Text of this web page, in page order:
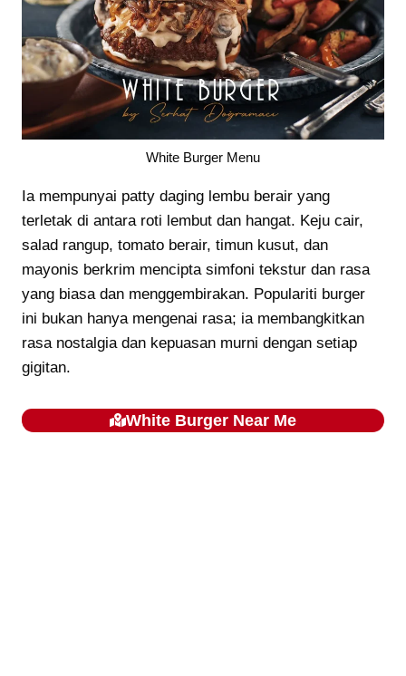
White Burger Menu
Ia mempunyai patty daging lembu berair yang
terletak di antara roti lembut dan hangat. Keju cair,
salad rangup, tomato berair, timun kusut, dan
mayonis berkrim mencipta simfoni tekstur dan rasa
yang biasa dan menggembirakan. Populariti burger
ini bukan hanya mengenai rasa; ia membangkitkan
rasa nostalgia dan kepuasan murni dengan setiap
gigitan.
White BurgerNear Me